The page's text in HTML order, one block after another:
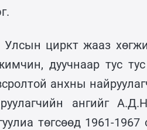
Улсын циркт жааз
дуучнаар тус
анхны
ангийг
төгсөөд 1961-